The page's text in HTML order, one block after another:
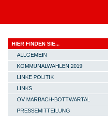
HIER FINDEN SIE...
ALLGEMEIN
KOMMUNALWAHLEN 2019
LINKE POLITIK
LINKS
OV MARBACH-BOTTWARTAL
PRESSEMITTEILUNG